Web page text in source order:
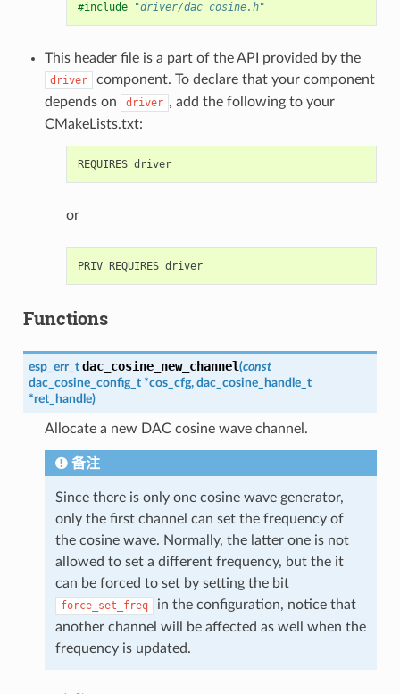
#include "driver/dac_cosine.h"
This header file is a part of the API provided by the
driver
component. To declare that your component
depends on
driver , add the following to your
CMakeLists.txt:
REQUIRES driver
or
PRIV_REQUIRES driver
Functions
esp_err_t dac_cosine_new_channel(const
dac_cosine_config_t *cos_cfg, dac_cosine_handle_t
*ret_handle)
Allocate a new DAC cosine wave channel.
备注
Since there is only one cosine wave generator,
only the first channel can set the frequency of
the cosine wave. Normally, the latter one is not
allowed to set a different frequency, but the it
can be forced to set by setting the bit
force_set_freq
in the configuration, notice that
another channel will be affected as well when the
frequency is updated.